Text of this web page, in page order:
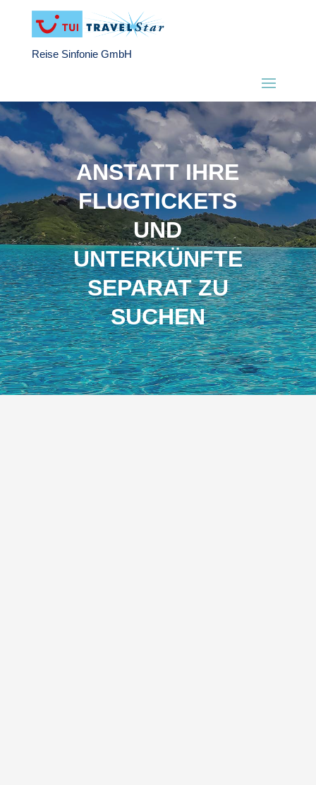
Reise Sinfonie GmbH
ANSTATT IHRE
FLUGTICKETS
UND
UNTERKÜNFTE
SEPARAT ZU
SUCHEN